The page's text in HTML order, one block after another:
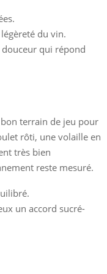
du vin.
qui répond
terrain de jeu pour
rôti, une volaille en
très bien
reste mesuré.
un accord sucré-